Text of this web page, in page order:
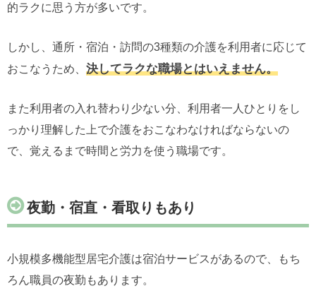
的ラクに思う方が多いです。
しかし、通所・宿泊・訪問の3種類の介護を利用者に応じて
おこなうため、 決してラクな職場とはいえません。
また利用者の入れ替わり少ない分、利用者一人ひとりをし
っかり理解した上で介護をおこなわなければならないの
で、覚えるまで時間と労力を使う職場です。
夜勤・宿直・看取りもあり
小規模多機能型居宅介護は宿泊サービスがあるので、もち
ろん職員の夜勤もあります。